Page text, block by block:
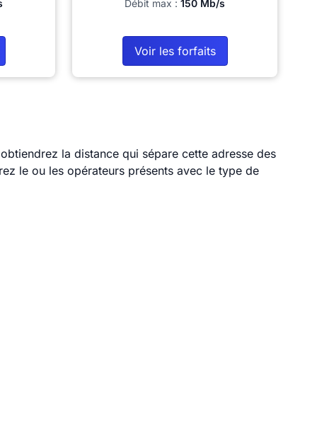
Débit max : 150 Mb/s
Voir les forfaits
la distance qui sépare cette adresse des
le ou les opérateurs présents avec le type de